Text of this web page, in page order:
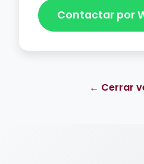
Contactar por
← Cerrar